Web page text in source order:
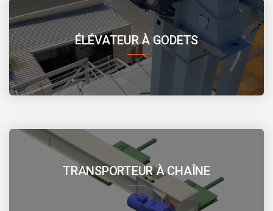
ÉLÉVATEUR À GODETS
TRANSPORTEUR À CHAÎNE